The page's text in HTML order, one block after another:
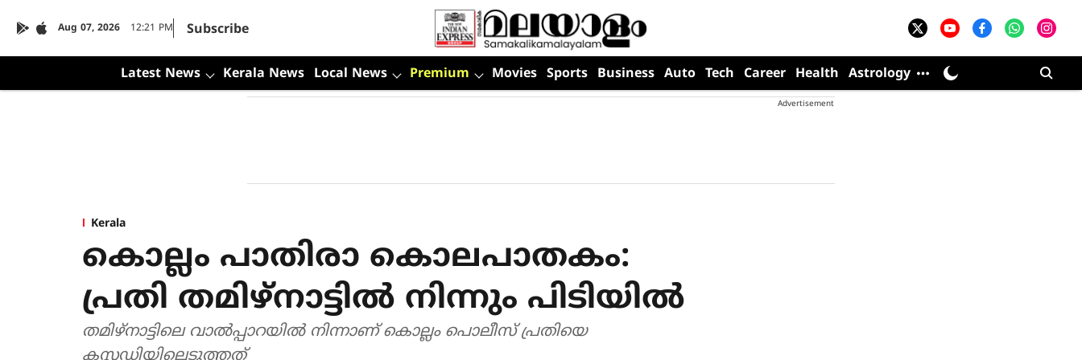
Aug 07, 2026 12:21 PM Subscribe
Latest News Kerala News Local News Premium Movies Sports Business Auto Tech Career Health Astrology
Advertisement
Kerala
കൊല്ലം പാതിരാ കൊലപാതകം:
പ്രതി തമിഴ്‌നാട്ടില്‍ നിന്നും പിടിയില്‍
തമിഴ്‌നാട്ടിലെ വാല്‍പ്പാറയില്‍ നിന്നാണ് കൊല്ലം പൊലീസ് പ്രതിയെ